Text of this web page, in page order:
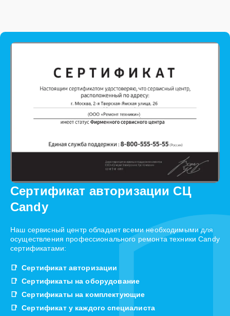
Сертификат авторизации СЦ
Candy
Наш сервисный центр обладает всеми необходимыми для
осуществления профессионального ремонта техники Candy
сертификатами:
Сертификат авторизации
Сертификаты на оборудование
Сертификаты на комплектующие
Сертификат у каждого специалиста